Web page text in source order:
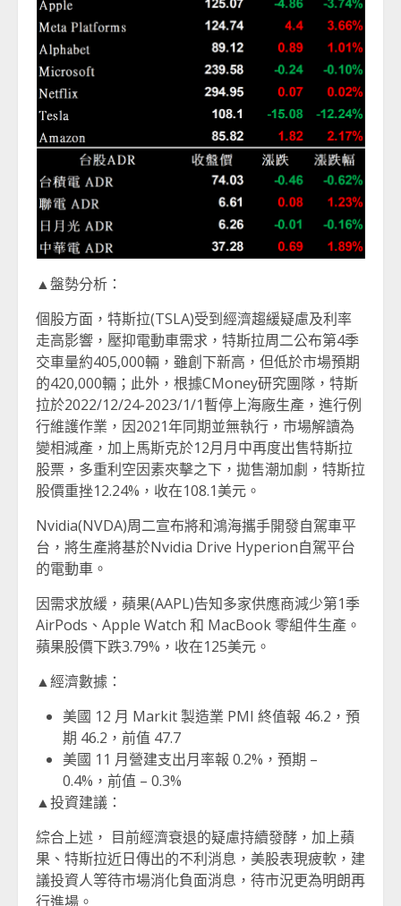
▲盤勢分析：
個股方面，特斯拉(TSLA)受到經濟趨緩疑慮及利率
走高影響，壓抑電動車需求，特斯拉周二公布第4季
交車量約405,000輛，雖創下新高，但低於市場預期
的420,000輛；此外，根據CMoney研究團隊，特斯
拉於2022/12/24-2023/1/1暫停上海廠生產，進行例
行維護作業，因2021年同期並無執行，市場解讀為
變相減產，加上馬斯克於12月月中再度出售特斯拉
股票，多重利空因素夾擊之下，拋售潮加劇，特斯拉
股價重挫12.24%，收在108.1美元。
Nvidia(NVDA)周二宣布將和鴻海攜手開發自駕車平
台，將生產將基於Nvidia Drive Hyperion自駕平台
的電動車。
因需求放緩，蘋果(AAPL)告知多家供應商減少第1季
AirPods、Apple Watch 和 MacBook 零組件生產。
蘋果股價下跌3.79%，收在125美元。
▲經濟數據：
美國 12 月 Markit 製造業 PMI 終值報 46.2，預
期 46.2，前值 47.7
美國 11 月營建支出月率報 0.2%，預期 –
0.4%，前值 – 0.3%
▲投資建議：
綜合上述， 目前經濟衰退的疑慮持續發酵，加上蘋
果、特斯拉近日傳出的不利消息，美股表現疲軟，建
議投資人等待市場消化負面消息，待市況更為明朗再
行進場。